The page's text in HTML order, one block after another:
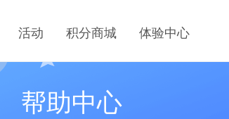
活动 积分商城 体验中心
帮助中心